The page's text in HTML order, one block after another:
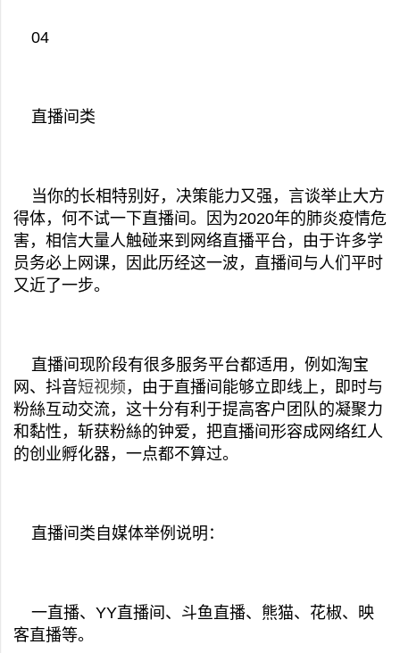
04
直播间类
当你的长相特别好，决策能力又强，言谈举止大方
得体，何不试一下直播间。因为2020年的肺炎疫情危
害，相信大量人触碰来到网络直播平台，由于许多学
员务必上网课，因此历经这一波，直播间与人们平时
又近了一步。
直播间现阶段有很多服务平台都适用，例如淘宝
网、抖音短视频 ，由于直播间能够立即线上，即时与
粉絲互动交流，这十分有利于提高客户团队的凝聚力
和黏性，斩获粉絲的钟爱，把直播间形容成网络红人
的创业孵化器，一点都不算过。
直播间类自媒体举例说明：
一直播、YY直播间、斗鱼直播、熊猫、花椒、映
客直播等。